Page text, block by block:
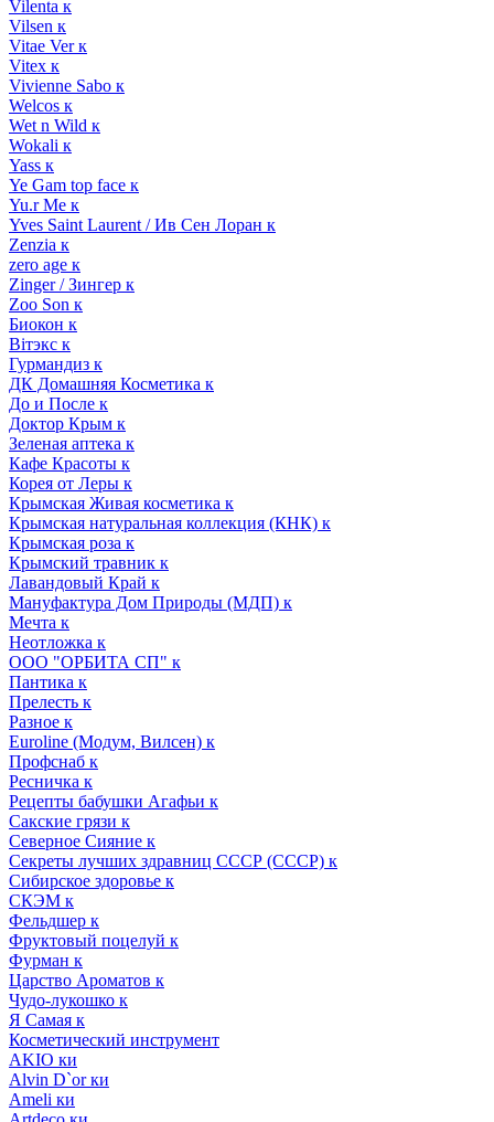
Vilenta к
Vilsen к
Vitae Ver к
Vitex к
Vivienne Sabo к
Welcos к
Wet n Wild к
Wokali к
Yass к
Ye Gam top face к
Yu.r Me к
Yves Saint Laurent / Ив Сен Лоран к
Zenzia к
zero age к
Zinger / Зингер к
Zoo Son к
Биокон к
Вiтэкс к
Гурмандиз к
ДК Домашняя Косметика к
До и После к
Доктор Крым к
Зеленая аптека к
Кафе Красоты к
Корея от Леры к
Крымская Живая косметика к
Крымская натуральная коллекция (КНК) к
Крымская роза к
Крымский травник к
Лавандовый Край к
Мануфактура Дом Природы (МДП) к
Мечта к
Неотложка к
ООО "ОРБИТА СП" к
Пантика к
Прелесть к
Разное к
Euroline (Модум, Вилсен) к
Профснаб к
Ресничка к
Рецепты бабушки Агафьи к
Сакские грязи к
Северное Сияние к
Секреты лучших здравниц СССР (СССР) к
Сибирское здоровье к
СКЭМ к
Фельдшер к
Фруктовый поцелуй к
Фурман к
Царство Ароматов к
Чудо-лукошко к
Я Самая к
Косметический инструмент
AKIO ки
Alvin D`or ки
Ameli ки